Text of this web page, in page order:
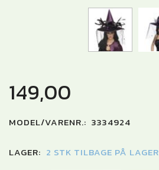
149,00
MODEL/VARENR.: 3334924
LAGER: 2 STK TILBAGE PÅ LAGER